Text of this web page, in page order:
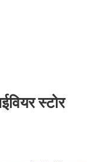
स्टोर